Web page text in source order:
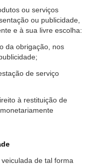
ou serviços
ou publicidade,
e à sua livre escolha:
da obrigação, nos
de serviço
à restituição de
de tal forma